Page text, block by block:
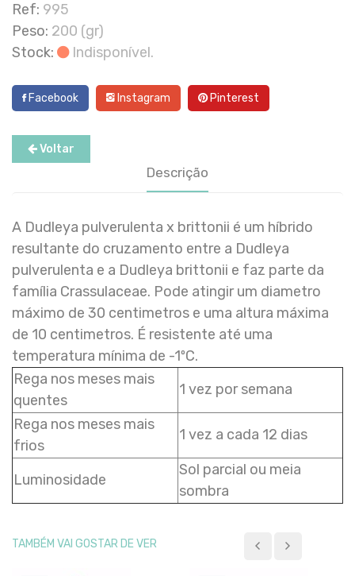
Ref: 995
Peso: 200 (gr)
Stock:
Indisponível.
Facebook Instagram Pinterest
Voltar
Descrição
A Dudleya pulverulenta x brittonii é um híbrido
resultante do cruzamento entre a Dudleya
pulverulenta e a Dudleya brittonii e faz parte da
família Crassulaceae. Pode atingir um diametro
máximo de 30 centimetros e uma altura máxima
de 10 centimetros. É resistente até uma
temperatura mínima de -1ºC.
Rega nos meses mais
quentes
1 vez por semana
Rega nos meses mais
frios
1 vez a cada 12 dias
Luminosidade
Sol parcial ou meia
sombra
TAMBÉM VAI GOSTAR DE VER